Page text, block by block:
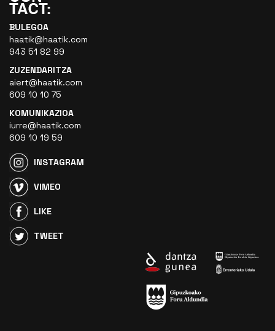
BULEGOA
haatik@haatik.com
943 51 82 99
ZUZENDARITZA
aiert@haatik.com
609 10 10 75
KOMUNIKAZIOA
iurre@haatik.com
609 10 19 59
INSTAGRAM
VIMEO
LIKE
TWEET